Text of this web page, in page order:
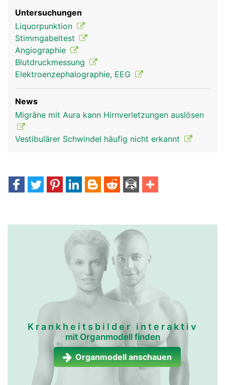
Untersuchungen
Liquorpunktion
Stimmgabeltest
Angiographie
Blutdruckmessung
Elektroenzephalographie, EEG
News
Migräne mit Aura kann Hirnverletzungen auslösen
Vestibulärer Schwindel häufig nicht erkannt
Krankheitsbilder interaktiv
mit Organmodell finden
Organmodell anschauen